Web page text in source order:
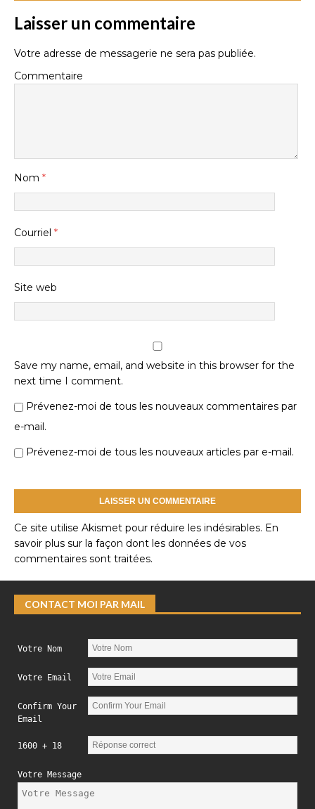
Laisser un commentaire
Votre adresse de messagerie ne sera pas publiée.
Commentaire
Nom *
Courriel *
Site web
Save my name, email, and website in this browser for the
next time I comment.
Prévenez-moi de tous les nouveaux commentaires par
e-mail.
Prévenez-moi de tous les nouveaux articles par e-mail.
Ce site utilise Akismet pour réduire les indésirables. En
savoir plus sur la façon dont les données de vos
commentaires sont traitées.
CONTACT MOI PAR MAIL
Votre Nom
Votre Email
Confirm Your
Email
1600 + 18
Votre Message